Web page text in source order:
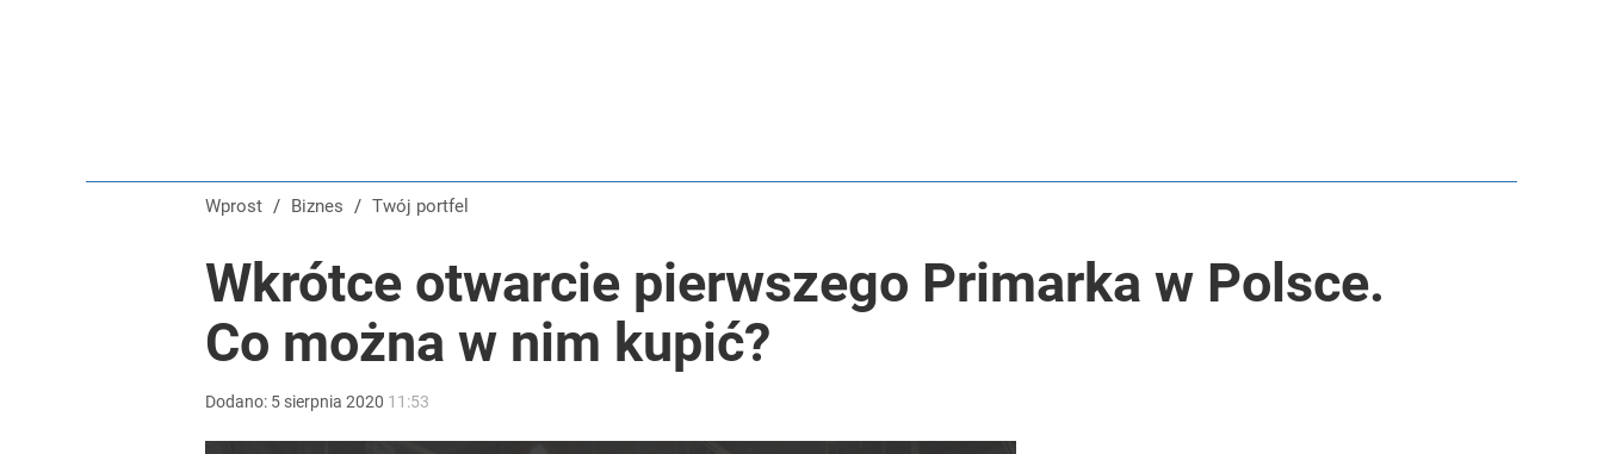
Wprost / Biznes / Twój portfel
Wkrótce otwarcie pierwszego Primarka w Polsce.
Co można w nim kupić?
Dodano: 5 sierpnia 2020 11:53